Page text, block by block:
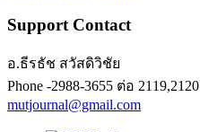
Support Contact
อ.ธีรธัช สวัสดิวิชัย
Phone -2988-3655 ต่อ 2119,2120
mutjournal@gmail.com